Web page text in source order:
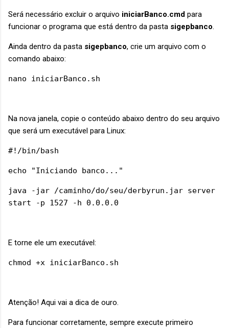
Será necessário excluir o arquivo iniciarBanco.cmd para
funcionar o programa que está dentro da pasta sigepbanco.
Ainda dentro da pasta sigepbanco, crie um arquivo com o
comando abaixo:
nano iniciarBanco.sh
Na nova janela, copie o conteúdo abaixo dentro do seu arquivo
que será um executável para Linux:
#!/bin/bash
echo "Iniciando banco..."
java -jar /caminho/do/seu/derbyrun.jar server
start -p 1527 -h 0.0.0.0
E torne ele um executável:
chmod +x iniciarBanco.sh
Atenção! Aqui vai a dica de ouro.
Para funcionar corretamente, sempre execute primeiro